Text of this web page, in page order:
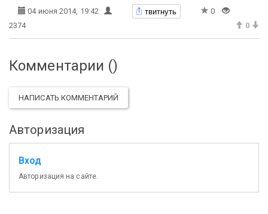
04 июня 2014, 19:42 твитнуть
0
2374
0
Комментарии ()
НАПИСАТЬ КОММЕНТАРИЙ
Авторизация
Вход
Авторизация на сайте.